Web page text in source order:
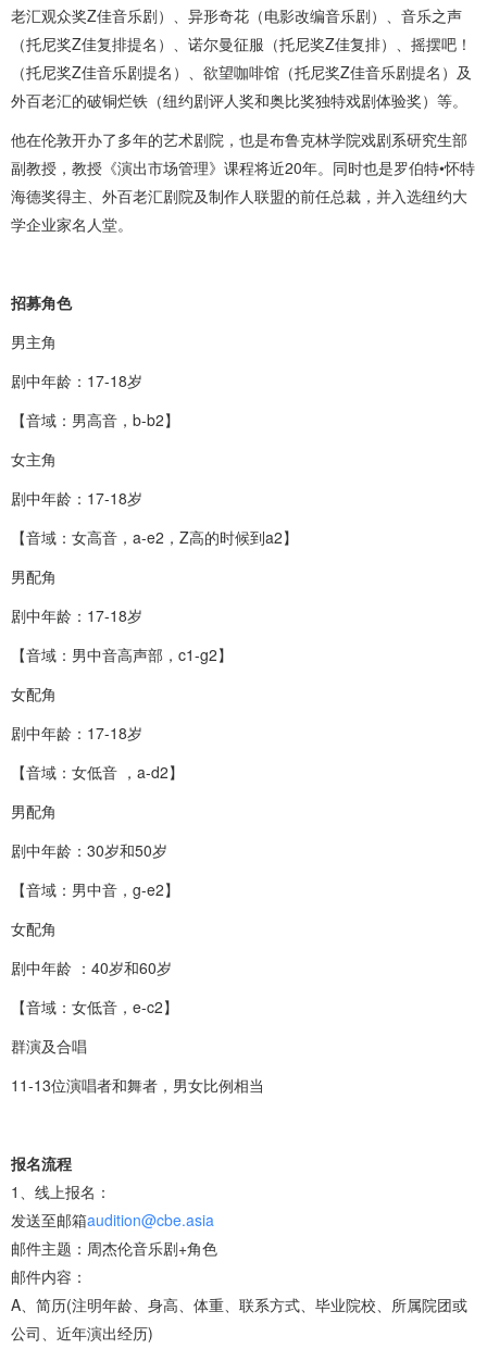
老汇观众奖Z佳音乐剧）、异形奇花（电影改编音乐剧）、音乐之声
（托尼奖Z佳复排提名）、诺尔曼征服（托尼奖Z佳复排）、摇摆吧！
（托尼奖Z佳音乐剧提名）、欲望咖啡馆（托尼奖Z佳音乐剧提名）及
外百老汇的破铜烂铁（纽约剧评人奖和奥比奖独特戏剧体验奖）等。
他在伦敦开办了多年的艺术剧院，也是布鲁克林学院戏剧系研究生部
副教授，教授《演出市场管理》课程将近20年。同时也是罗伯特•怀特
海德奖得主、外百老汇剧院及制作人联盟的前任总裁，并入选纽约大
学企业家名人堂。
招募角色
男主角
剧中年龄：17-18岁
【音域：男高音，b-b2】
女主角
剧中年龄：17-18岁
【音域：女高音，a-e2，Z高的时候到a2】
男配角
剧中年龄：17-18岁
【音域：男中音高声部，c1-g2】
女配角
剧中年龄：17-18岁
【音域：女低音 ，a-d2】
男配角
剧中年龄：30岁和50岁
【音域：男中音，g-e2】
女配角
剧中年龄 ：40岁和60岁
【音域：女低音，e-c2】
群演及合唱
11-13位演唱者和舞者，男女比例相当
报名流程
1、线上报名：
发送至邮箱audition@cbe.asia
邮件主题：周杰伦音乐剧+角色
邮件内容：
A、简历(注明年龄、身高、体重、联系方式、毕业院校、所属院团或
公司、近年演出经历)